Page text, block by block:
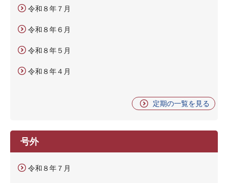
令和８年７月
令和８年６月
令和８年５月
令和８年４月
定期の一覧を見る
号外
令和８年７月